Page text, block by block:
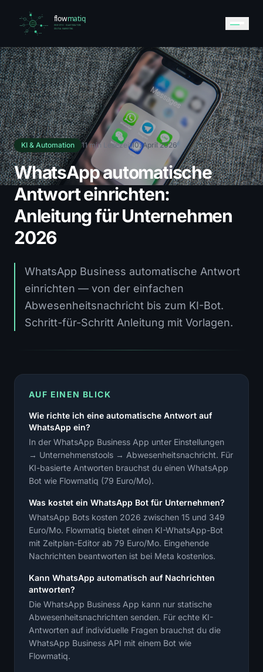
KI & Automation 11 min Lesezeit10. April 2026
WhatsApp automatische
Antwort einrichten:
Anleitung für Unternehmen
2026
WhatsApp Business automatische Antwort
einrichten — von der einfachen
Abwesenheitsnachricht bis zum KI-Bot.
Schritt-für-Schritt Anleitung mit Vorlagen.
AUF EINEN BLICK
Wie richte ich eine automatische Antwort auf
WhatsApp ein?
In der WhatsApp Business App unter Einstellungen
→ Unternehmenstools → Abwesenheitsnachricht. Für
KI-basierte Antworten brauchst du einen WhatsApp
Bot wie Flowmatiq (79 Euro/Mo).
Was kostet ein WhatsApp Bot für Unternehmen?
WhatsApp Bots kosten 2026 zwischen 15 und 349
Euro/Mo. Flowmatiq bietet einen KI-WhatsApp-Bot
mit Zeitplan-Editor ab 79 Euro/Mo. Eingehende
Nachrichten beantworten ist bei Meta kostenlos.
Kann WhatsApp automatisch auf Nachrichten
antworten?
Die WhatsApp Business App kann nur statische
Abwesenheitsnachrichten senden. Für echte KI-
Antworten auf individuelle Fragen brauchst du die
WhatsApp Business API mit einem Bot wie
Flowmatiq.